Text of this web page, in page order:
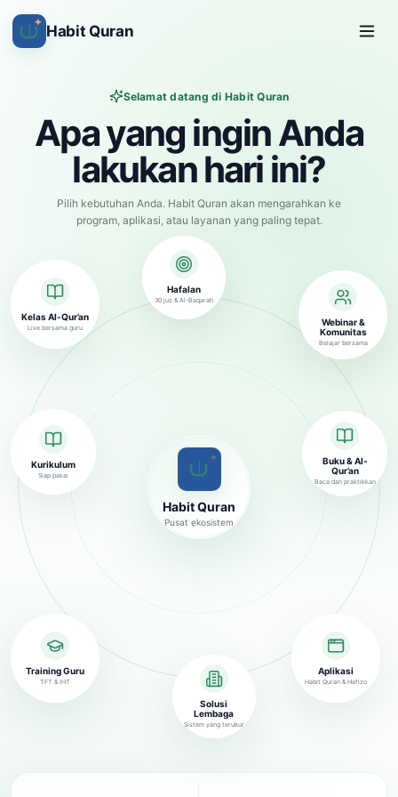
✦ Habit Quran
Selamat datang di Habit Quran
Apa yang ingin Anda
lakukan hari ini?
Pilih kebutuhan Anda. Habit Quran akan mengarahkan ke
program, aplikasi, atau layanan yang paling tepat.
✦
Habit Quran
Pusat ekosistem
Kelas Al-Qur’an
Live bersama guru
Hafalan
30 juz & Al-Baqarah
Buku & Al-
Qur’an
Baca dan praktikkan
Training Guru
TFT & IHT
Solusi
Lembaga
Sistem yang terukur
Kurikulum
Siap pakai
Aplikasi
Habit Quran & Hafizo
Webinar &
Komunitas
Belajar bersama